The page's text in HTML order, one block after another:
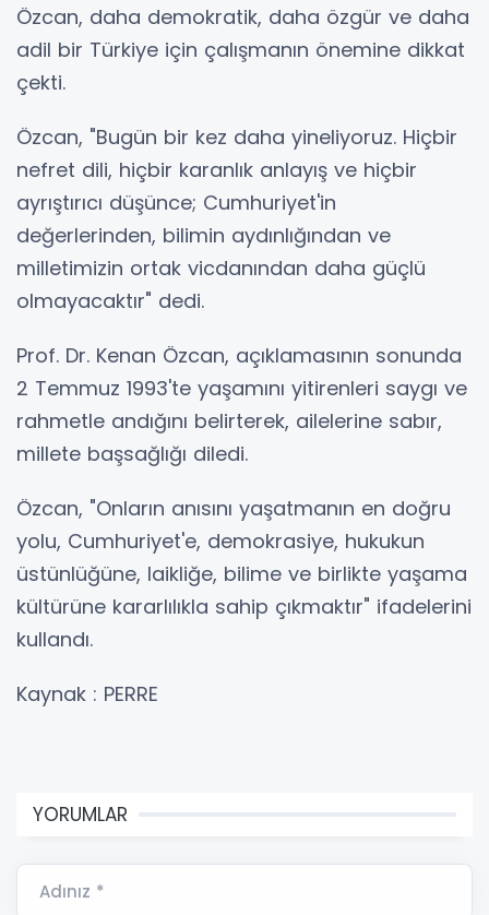
Özcan, daha demokratik, daha özgür ve daha
adil bir Türkiye için çalışmanın önemine dikkat
çekti.
Özcan, "Bugün bir kez daha yineliyoruz. Hiçbir
nefret dili, hiçbir karanlık anlayış ve hiçbir
ayrıştırıcı düşünce; Cumhuriyet'in
değerlerinden, bilimin aydınlığından ve
milletimizin ortak vicdanından daha güçlü
olmayacaktır" dedi.
Prof. Dr. Kenan Özcan, açıklamasının sonunda
2 Temmuz 1993'te yaşamını yitirenleri saygı ve
rahmetle andığını belirterek, ailelerine sabır,
millete başsağlığı diledi.
Özcan, "Onların anısını yaşatmanın en doğru
yolu, Cumhuriyet'e, demokrasiye, hukukun
üstünlüğüne, laikliğe, bilime ve birlikte yaşama
kültürüne kararlılıkla sahip çıkmaktır" ifadelerini
kullandı.
Kaynak : PERRE
YORUMLAR
Adınız *